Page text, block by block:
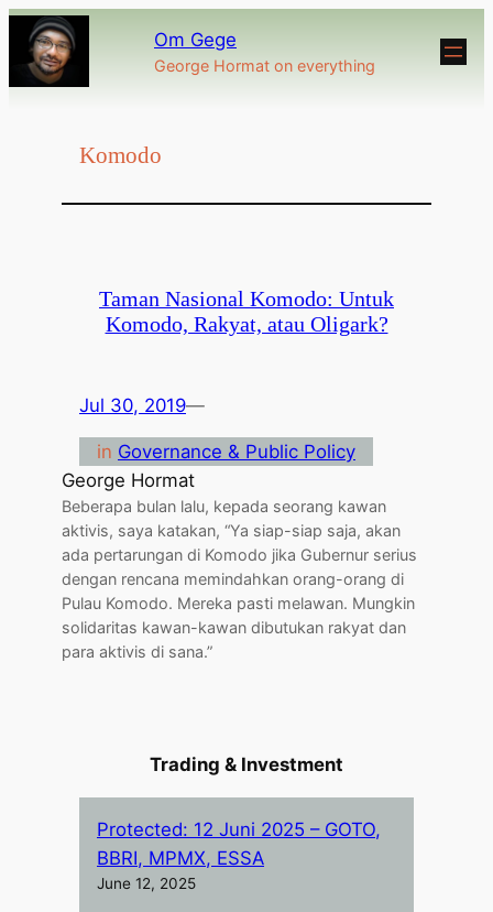
Om Gege
George Hormat on everything
Komodo
Taman Nasional Komodo: Untuk
Komodo, Rakyat, atau Oligark?
Jul 30, 2019—
in Governance & Public Policy
George Hormat
Beberapa bulan lalu, kepada seorang kawan
aktivis, saya katakan, “Ya siap-siap saja, akan
ada pertarungan di Komodo jika Gubernur serius
dengan rencana memindahkan orang-orang di
Pulau Komodo. Mereka pasti melawan. Mungkin
solidaritas kawan-kawan dibutukan rakyat dan
para aktivis di sana.”
Trading & Investment
Protected: 12 Juni 2025 – GOTO,
BBRI, MPMX, ESSA
June 12, 2025